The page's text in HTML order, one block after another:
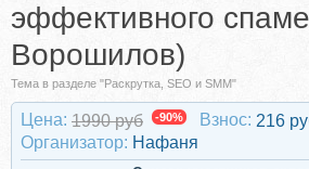
эффективного
Ворошилов)
Тема в разделе "Раскрутка, SEO и SMM"
Цена: 1990 руб -90% Взнос: 216
Организатор: Нафаня